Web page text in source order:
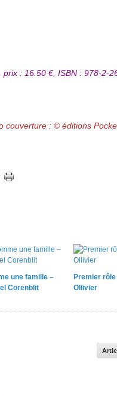
: 16.50 €, ISBN : 978-2-
couverture : © éditions
une famille –
Corenblit
Premier rôle
Ollivier